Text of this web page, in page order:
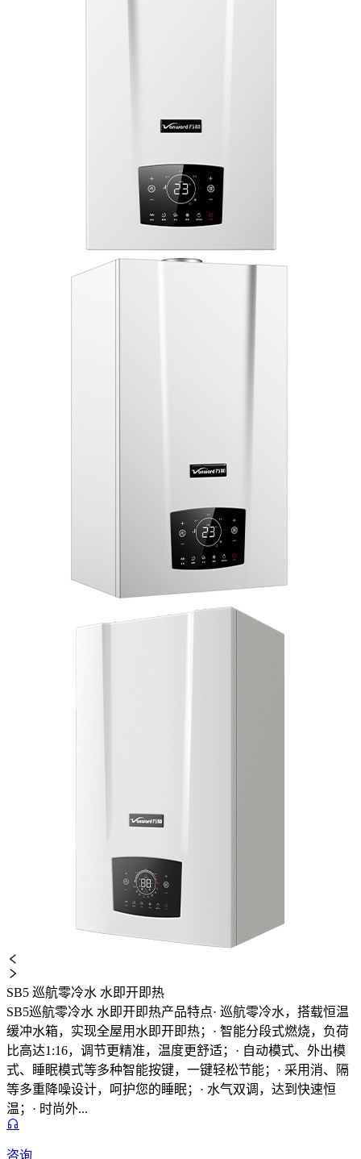
SB5 巡航零冷水 水即开即热
SB5巡航零冷水 水即开即热产品特点· 巡航零冷水，搭载恒温
缓冲水箱，实现全屋用水即开即热；· 智能分段式燃烧，负荷
比高达1:16，调节更精准，温度更舒适；· 自动模式、外出模
式、睡眠模式等多种智能按键，一键轻松节能；· 采用消、隔
等多重降噪设计，呵护您的睡眠；· 水气双调，达到快速恒
温；· 时尚外...
咨询